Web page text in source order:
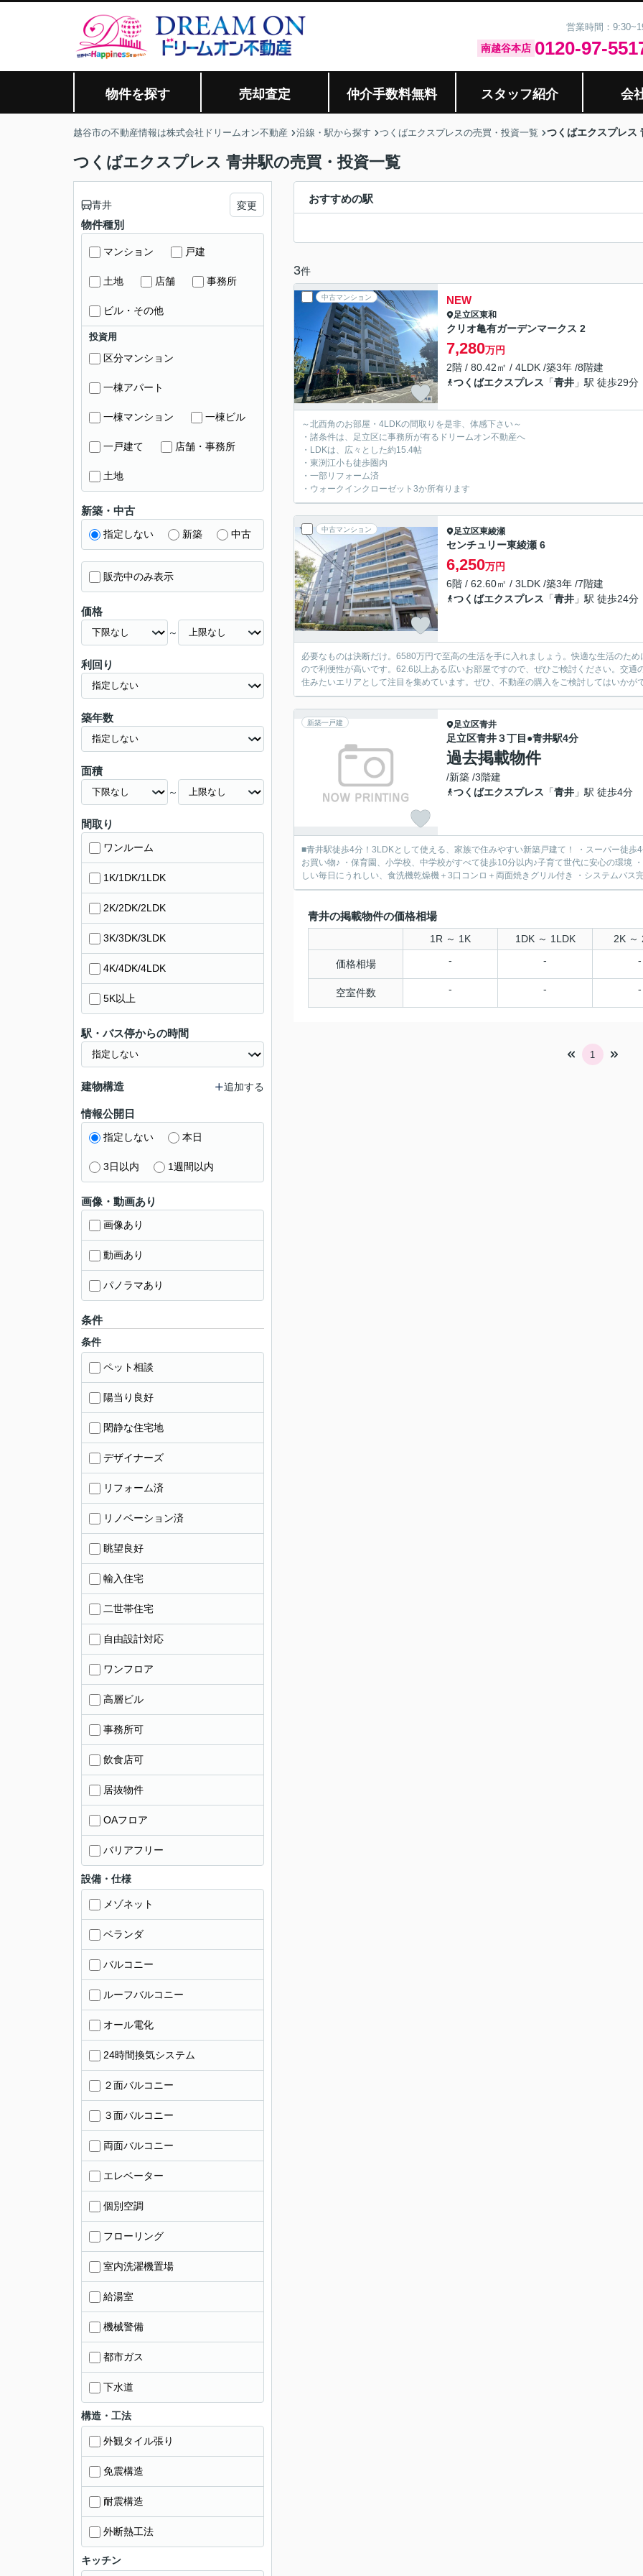
営業時間：
南越谷本店 0120-97-
物件を探す 売却査定 仲介手数料無料 スタッフ紹介 会
越谷市の不動産情報は株式会社ドリームオン不動産 沿線・駅から探す つくばエクスプレスの売買・投資一覧 つくばエクスプレス
つくばエクスプレス 青井駅の売買・投資一覧
おすすめの駅
3件
中古マンション NEW
足立区東和
クリオ亀有ガーデンマークス 2
7,280万円
2階 / 80.42㎡ / 4LDK /築3年 /8階建
つくばエクスプレス 「青井 」駅 徒歩29分
～北西角のお部屋・4LDKの間取りを是非、体感下さい～
・諸条件は、足立区に事務所が有るドリームオン不動産へ
・LDKは、広々とした約15.4帖
・東渕江小も徒歩圏内
・一部リフォーム済
・ウォークインクローゼット3か所有ります
中古マンション 足立区東綾瀬
センチュリー東綾瀬 6
6,250万円
6階 / 62.60㎡ / 3LDK /築3年 /7階建
つくばエクスプレス 「青井 」駅 徒歩24分
必要なものは決断だけ。6580万円で至高の生活を手に入れましょう。快適な生活のた
ので利便性が高いです。62.6以上ある広いお部屋ですので、ぜひご検討ください。交通
住みたいエリアとして注目を集めています。ぜひ、不動産の購入をご検討してはいかが
新築一戸建 足立区青井
足立区青井３丁目●青井駅4分
過去掲載物件
/新築 /3階建
つくばエクスプレス 「青井 」駅 徒歩4分
■青井駅徒歩4分！3LDKとして使える、家族で住みやすい新築戸建て！ ・スーパー徒歩
お買い物♪ ・保育園、小学校、中学校がすべて徒歩10分以内♪子育て世代に安心の環境
しい毎日にうれしい、食洗機乾燥機＋3口コンロ＋両面焼きグリル付き ・システムバス
青井の掲載物件の価格相場
1R ～ 1K 1DK ～ 1LDK 2K ～
価格相場 - - -
空室件数 - - -
1
青井 変更
物件種別
マンション 戸建
土地 店舗 事務所
ビル・その他
投資用
区分マンション
一棟アパート
一棟マンション 一棟ビル
一戸建て 店舗・事務所
土地
新築・中古
指定しない 新築 中古
販売中のみ表示
価格
～
利回り
築年数
面積
～
間取り
ワンルーム
1K/1DK/1LDK
2K/2DK/2LDK
3K/3DK/3LDK
4K/4DK/4LDK
5K以上
駅・バス停からの時間
建物構造 追加する
情報公開日
指定しない 本日
3日以内 1週間以内
画像・動画あり
画像あり
動画あり
パノラマあり
条件
条件
ペット相談
陽当り良好
閑静な住宅地
デザイナーズ
リフォーム済
リノベーション済
眺望良好
輸入住宅
二世帯住宅
自由設計対応
ワンフロア
高層ビル
事務所可
飲食店可
居抜物件
OAフロア
バリアフリー
設備・仕様
メゾネット
ベランダ
バルコニー
ルーフバルコニー
オール電化
24時間換気システム
２面バルコニー
３面バルコニー
両面バルコニー
エレベーター
個別空調
フローリング
室内洗濯機置場
給湯室
機械警備
都市ガス
下水道
構造・工法
外観タイル張り
免震構造
耐震構造
外断熱工法
キッチン